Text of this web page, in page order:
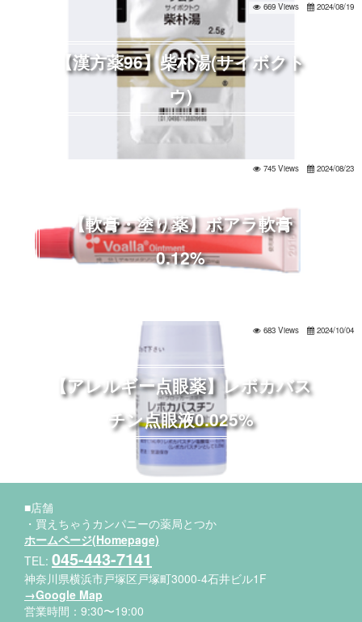
【漢方薬96】柴朴湯(サイボクト
ウ)
669 Views 2024/08/19
【軟膏・塗り薬】ボアラ軟膏
0.12%
745 Views 2024/08/23
【アレルギー点眼薬】レボカバス
チン点眼液0.025%
683 Views 2024/10/04
■店舗
・買えちゃうカンパニーの薬局とつか
ホームページ(Homepage)
TEL: 045-443-7141
神奈川県横浜市戸塚区戸塚町3000-4石井ビル1F
→Google Map
営業時間：9:30〜19:00